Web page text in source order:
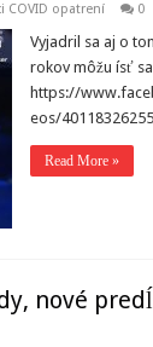
COVID opatrení 0
Vyjadril sa aj o
rokov môžu ísť
https://
eos/
Read More »
nové